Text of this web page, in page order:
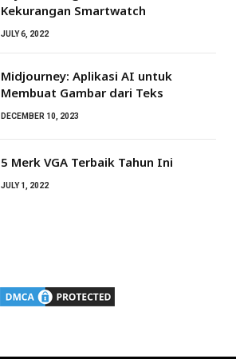
Kekurangan Smartwatch
JULY 6, 2022
Midjourney: Aplikasi AI untuk
Membuat Gambar dari Teks
DECEMBER 10, 2023
5 Merk VGA Terbaik Tahun Ini
JULY 1, 2022